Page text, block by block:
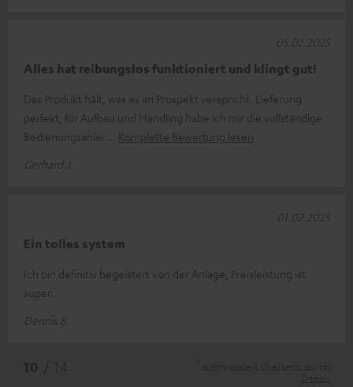
Alles hat reibungslos funktioniert und klingt gut!
Das Produkt hält, was es im Prospekt verspricht. Lieferung
perfekt, für Aufbau und Handling habe ich mir die vollständige
Bedienungsanlei
Komplette Bewertung lesen
Gerhard J.
05.02.2025
Ein tolles system
Ich bin definitiv begeistert von der Anlage, Preisleistung ist
super.
Dennis B.
01.02.2025